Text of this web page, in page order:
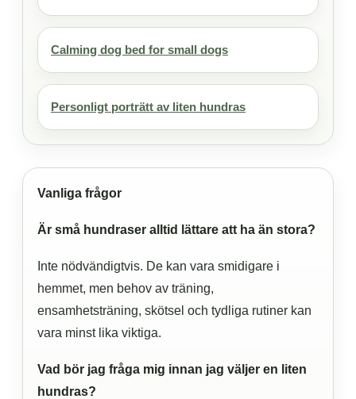
Calming dog bed for small dogs
Personligt porträtt av liten hundras
Vanliga frågor
Är små hundraser alltid lättare att ha än stora?
Inte nödvändigtvis. De kan vara smidigare i
hemmet, men behov av träning,
ensamhetsträning, skötsel och tydliga rutiner kan
vara minst lika viktiga.
Vad bör jag fråga mig innan jag väljer en liten
hundras?